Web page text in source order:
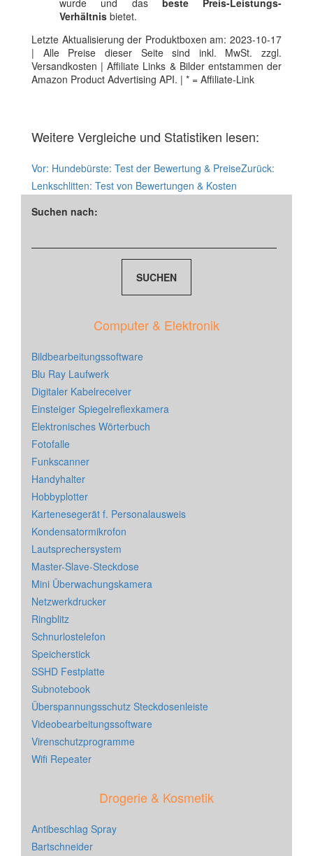
wurde und das beste Preis-Leistungs-
Verhältnis bietet.
Letzte Aktualisierung der Produktboxen am: 2023-10-17
| Alle Preise dieser Seite sind inkl. MwSt. zzgl.
Versandkosten | Affiliate Links & Bilder entstammen der
Amazon Product Advertising API. | * = Affiliate-Link
Weitere Vergleiche und Statistiken lesen:
Vor: Hundebürste: Test der Bewertung & PreiseZurück:
Lenkschlitten: Test von Bewertungen & Kosten
Suchen nach:
Computer & Elektronik
Bildbearbeitungssoftware
Blu Ray Laufwerk
Digitaler Kabelreceiver
Einsteiger Spiegelreflexkamera
Elektronisches Wörterbuch
Fotofalle
Funkscanner
Handyhalter
Hobbyplotter
Kartenesegerät f. Personalausweis
Kondensatormikrofon
Lautsprechersystem
Master-Slave-Steckdose
Mini Überwachungskamera
Netzwerkdrucker
Ringblitz
Schnurlostelefon
Speicherstick
SSHD Festplatte
Subnotebook
Überspannungsschutz Steckdosenleiste
Videobearbeitungssoftware
Virenschutzprogramme
Wifi Repeater
Drogerie & Kosmetik
Antibeschlag Spray
Bartschneider